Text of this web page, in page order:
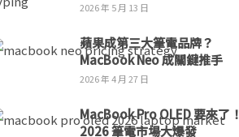
2026 年 5 月 13 日
蘋果成第三大筆電品牌？
MacBook Neo 成關鍵推手
2026 年 4 月 27 日
MacBook Pro OLED 要來了！
2026 筆電市場大爆發